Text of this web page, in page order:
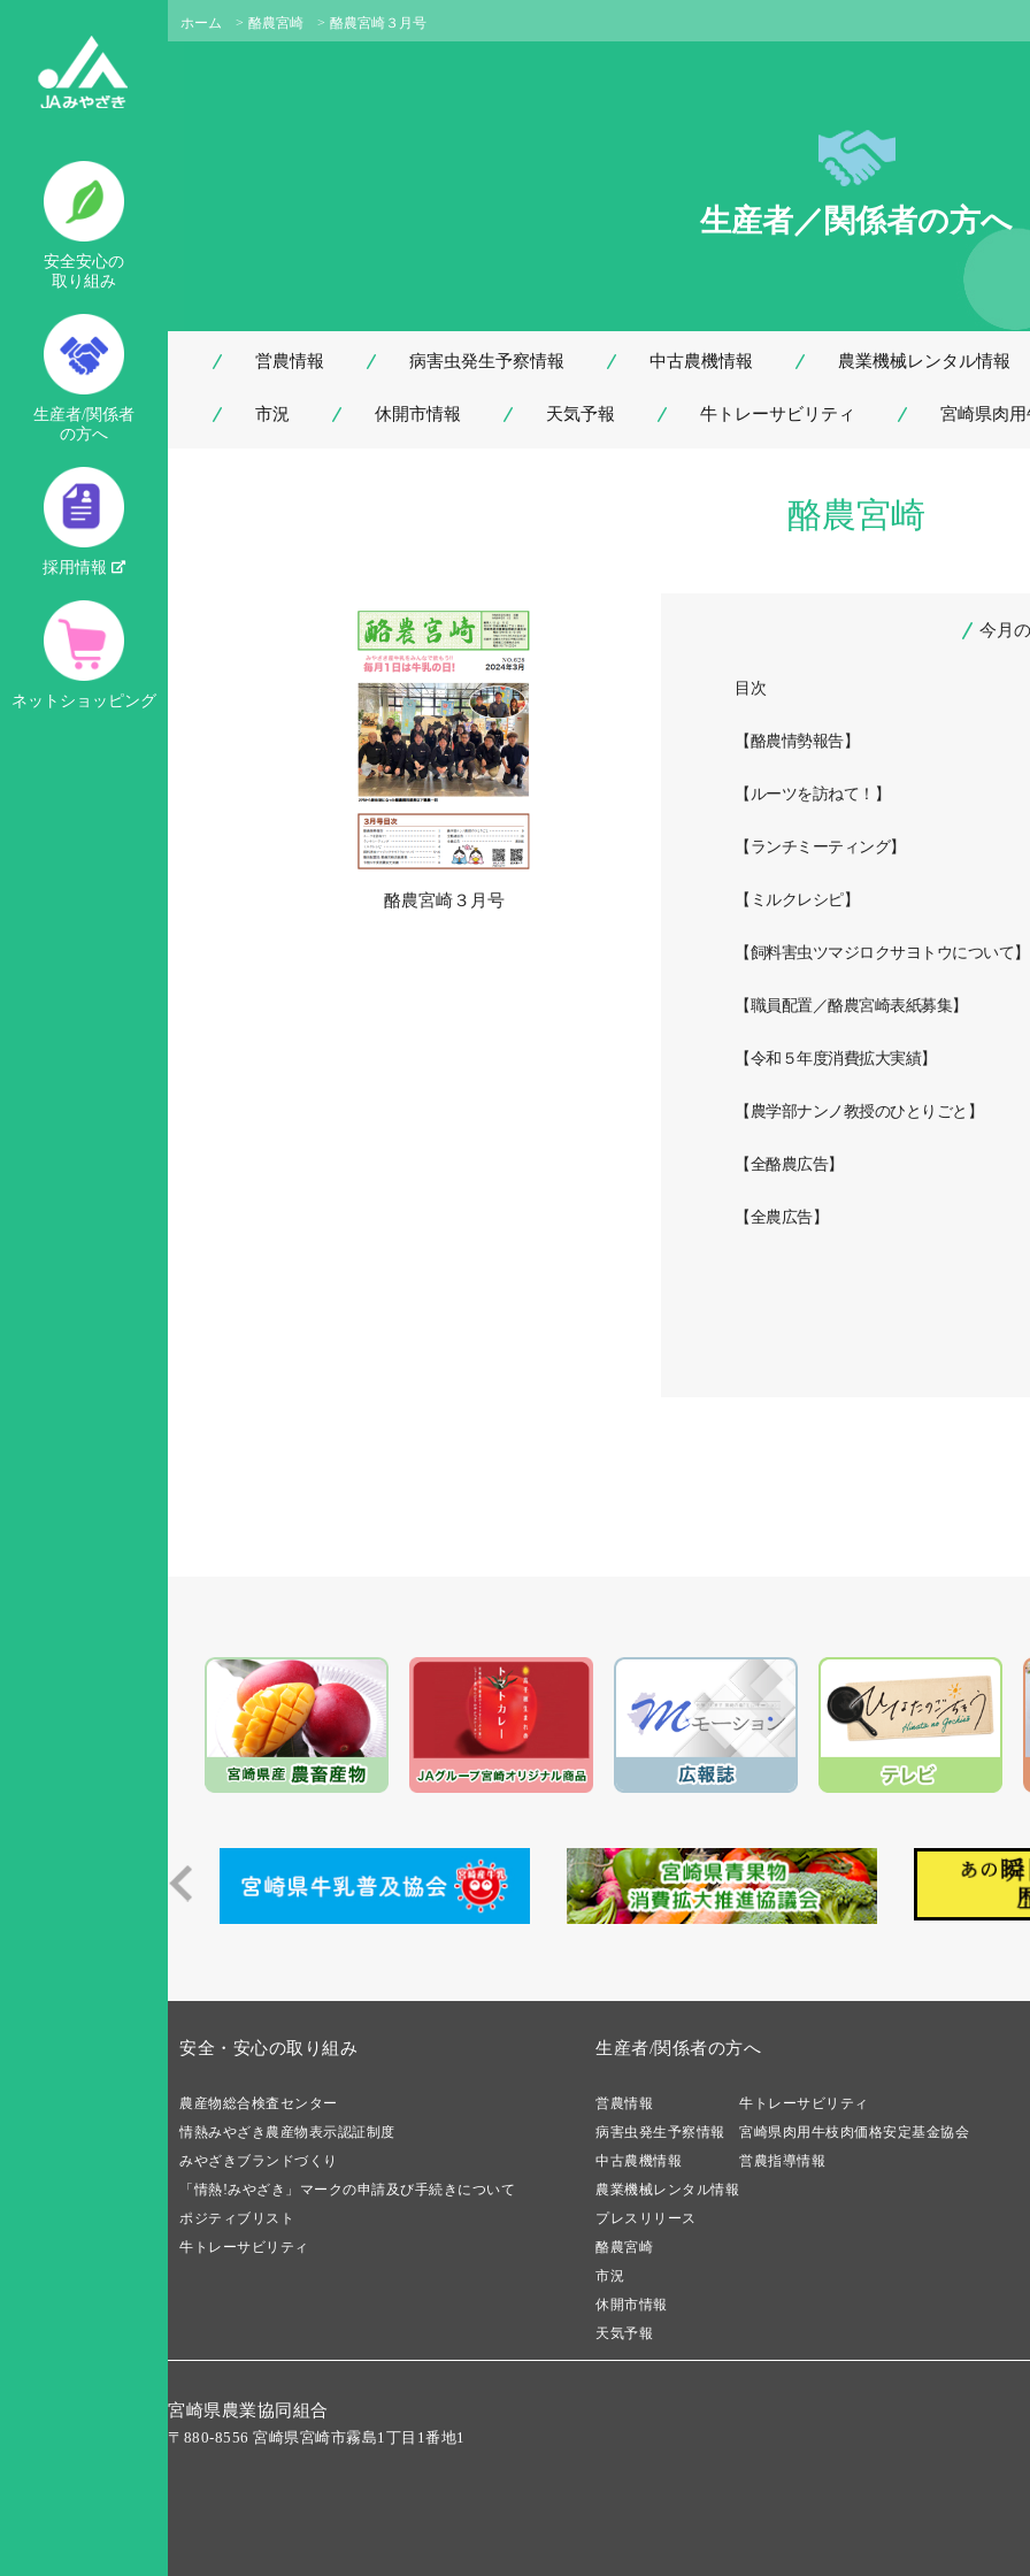
安全安心の
取り組み
生産者/関係者
の方へ
採用情報
ネットショッピング
ホーム > 酪農宮崎 > 酪農宮崎３月号
生産者／関係者の方へ
営農情報 病害虫発生予察情報 中古農機情報 農業機械レンタル情報
市況 休開市情報 天気予報 牛トレーサビリティ 宮崎県肉
酪農宮崎
酪農宮崎３月号
今月
目次
【酪農情勢報告】
【ルーツを訪ねて！】
【ランチミーティング】
【ミルクレシピ】
【飼料害虫ツマジロクサヨトウについて】
【職員配置／酪農宮崎表紙募集】
【令和５年度消費拡大実績】
【農学部ナンノ教授のひとりごと】
【全酪農広告】
【全農広告】
安全・安心の取り組み
農産物総合検査センター
情熱みやざき農産物表示認証制度
みやざきブランドづくり
「情熱!みやざき」マークの申請及び手続きについて
ポジティブリスト
牛トレーサビリティ
生産者/関係者の方へ
営農情報
病害虫発生予察情報
中古農機情報
農業機械レンタル情報
プレスリリース
酪農宮崎
市況
休開市情報
天気予報
牛トレーサビリティ
宮崎県肉用牛枝肉価格安定基金協会
営農指導情報
宮崎県農業協同組合
〒880-8556 宮崎県宮崎市霧島1丁目1番地1